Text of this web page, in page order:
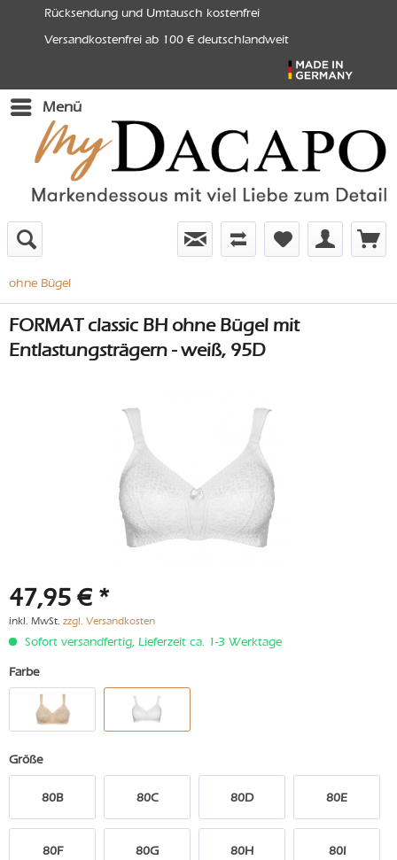
Rücksendung und Umtausch kostenfrei
Versandkostenfrei ab 100 € deutschlandweit
Menü
ohne Bügel
FORMAT classic BH ohne Bügel mit
Entlastungsträgern - weiß, 95D
47,95 € *
inkl. MwSt. zzgl. Versandkosten
Sofort versandfertig, Lieferzeit ca. 1-3 Werktage
Farbe
Größe
80B 80C 80D 80E
80F 80G 80H 80I